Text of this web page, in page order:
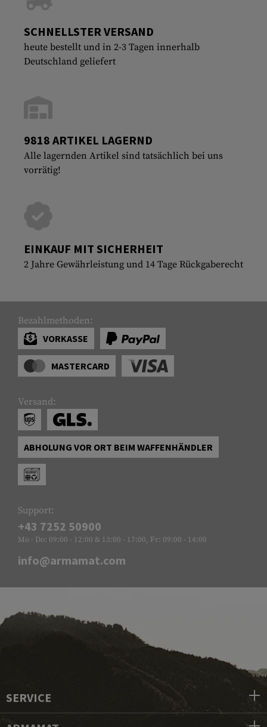
SCHNELLSTER VERSAND
heute bestellt und in 2-3 Tagen innerhalb
Deutschland geliefert
9818 ARTIKEL LAGERND
Alle lagernden Artikel sind tatsächlich bei uns
vorrätig!
EINKAUF MIT SICHERHEIT
2 Jahre Gewährleistung und 14 Tage Rückgaberecht
Bezahlmethoden:
VORKASSE
MASTERCARD
Versand:
ABHOLUNG VOR ORT BEIM WAFFENHÄNDLER
Support:
+43 7252 50900
Mo - Do: 09:00 - 12:00 & 13:00 - 17:00, Fr: 09:00 - 14:00
info@armamat.com
SERVICE